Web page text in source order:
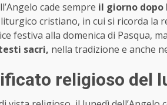
cade sempre il giorno dopo
cristiano, in cui si ricorda la
festiva alla domenica di Pasqua,
sacri, nella tradizione e anche
religioso del